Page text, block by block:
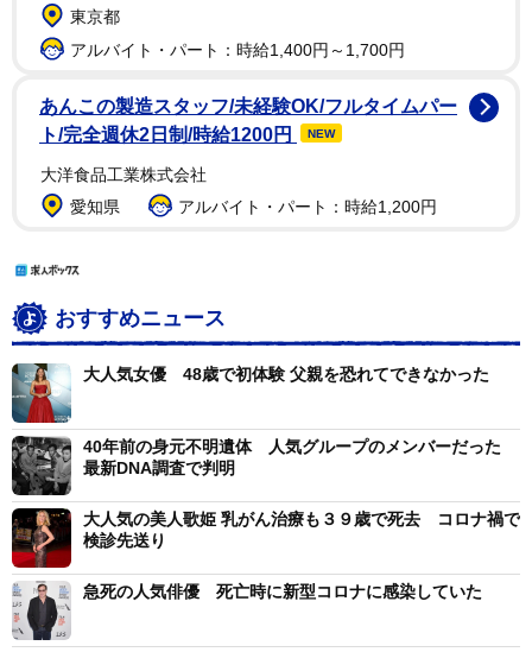
東京都
アルバイト・パート：時給1,400円～1,700円
あんこの製造スタッフ/未経験OK/フルタイムパー
ト/完全週休2日制/時給1200円
NEW
大洋食品工業株式会社
愛知県
アルバイト・パート：時給1,200円
おすすめニュース
大人気女優 48歳で初体験 父親を恐れてできなかった
40年前の身元不明遺体 人気グループのメンバーだった
最新DNA調査で判明
大人気の美人歌姫 乳がん治療も３９歳で死去 コロナ禍で
検診先送り
急死の人気俳優 死亡時に新型コロナに感染していた